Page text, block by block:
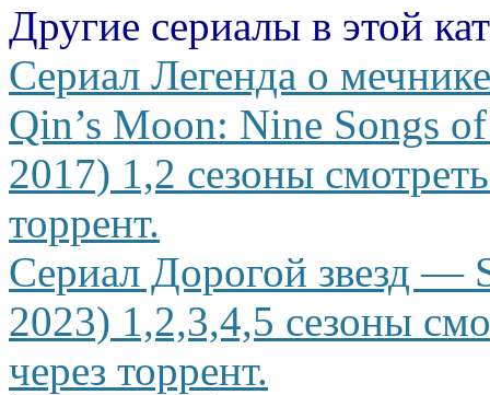
Другие сериалы в этой
Сериал Легенда о
Qin’s Moon: Nine Songs
2017) 1,2 сезоны
торрент.
Сериал Дорогой звезд —
2023) 1,2,3,4,5 сезоны
через торрент.